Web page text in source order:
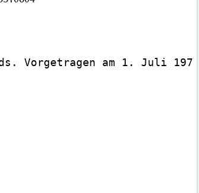
Vorgetragen am 1. Juli 1977